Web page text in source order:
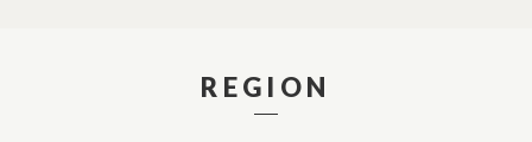
REGION